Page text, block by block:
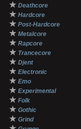
★ Deathcore
★ Hardcore
★ Post-Hardcore
★ Metalcore
★ Rapcore
★ Trancecore
★ Djent
★ Electronic
★ Emo
★ Experimental
★ Folk
★ Gothic
★ Grind